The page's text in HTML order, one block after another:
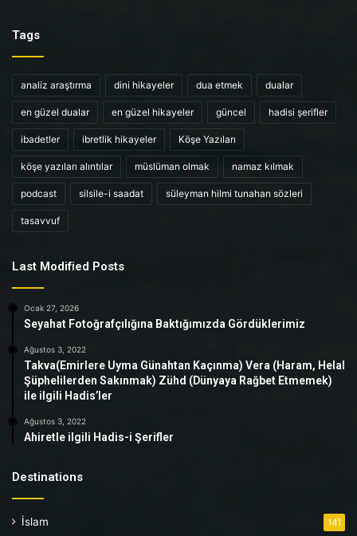
Tags
analiz araştırma dini hikayeler dua etmek dualar
en güzel dualar en güzel hikayeler güncel hadisi şerifler
ibadetler ibretlik hikayeler Köşe Yazıları
köşe yazıları alıntılar müslüman olmak namaz kılmak
podcast silsile-i saadat süleyman hilmi tunahan sözleri
tasavvuf
Last Modified Posts
Ocak 27, 2026
Seyahat Fotoğrafçılığına Baktığımızda Gördüklerimiz
Ağustos 3, 2022
Takva(Emirlere Uyma Günahtan Kaçınma) Vera (Haram, Helal
Şüphelilerden Sakınmak) Zühd (Dünyaya Rağbet Etmemek)
ile ilgili Hadis’ler
Ağustos 3, 2022
Ahiretle ilgili Hadis-i Şerifler
Destinations
İslam 141